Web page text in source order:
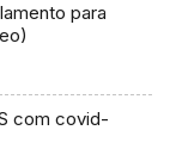
para
com covid-